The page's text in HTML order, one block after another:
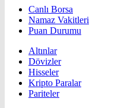
Canlı Borsa
Namaz Vakitleri
Puan Durumu
Altınlar
Dövizler
Hisseler
Kripto Paralar
Pariteler